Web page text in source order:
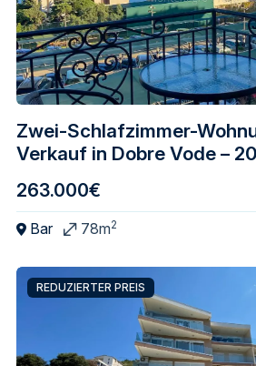
Zwei-Schlafzimmer-
Verkauf in Dobre Vode –
263.000€
Bar 78m2
REDUZIERTER PREIS